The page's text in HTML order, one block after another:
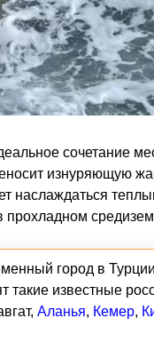
сочетание
изнуряющую
наслаждаться
прохладном
город в
такие известные
Аланья, Кемер,